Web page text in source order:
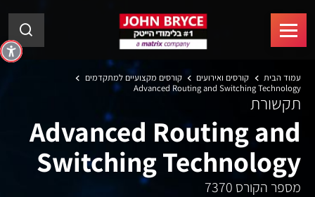
עמוד הבית קורסים ואירועים
קורסים מקצועיים למתקדמים
Advanced Routing and Switching Technology
תקשורת
Advanced Routing and
Switching Technology
מספר הקורס 7370